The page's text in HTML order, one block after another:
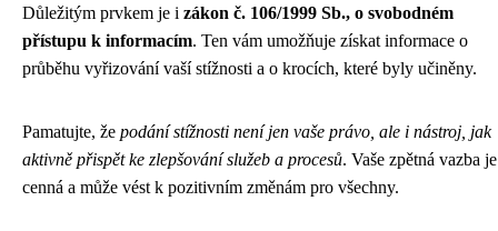
Důležitým prvkem je i zákon č. 106/1999 Sb., o svobodném
přístupu k informacím. Ten vám umožňuje získat informace o
průběhu vyřizování vaší stížnosti a o krocích, které byly učiněny.
Pamatujte, že podání stížnosti není jen vaše právo, ale i nástroj, jak
aktivně přispět ke zlepšování služeb a procesů. Vaše zpětná vazba je
cenná a může vést k pozitivním změnám pro všechny.